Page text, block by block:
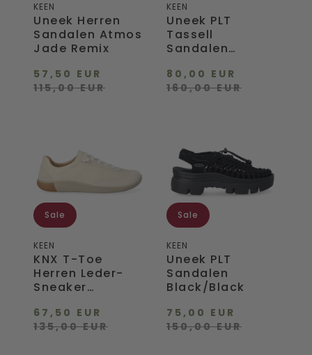
KEEN
Uneek Herren
Sandalen Atmos
Jade Remix
57,50 EUR
115,00 EUR
KEEN
Uneek PLT
Tassell
Sandalen
Gold/Star White
80,00 EUR
160,00 EUR
Herren
Leder-
Sneaker
Chipmunk/Birch
Sale
KEEN
KNX T-Toe
Herren Leder-
Sneaker
67,50 EUR
135,00 EUR
Sandalen
Black/Black
Sale
KEEN
Uneek PLT
Sandalen
Black/Black
75,00 EUR
150,00 EUR